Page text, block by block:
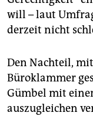
will – laut
derzeit nicht
Den Nachteil,
Büroklammer
Gümbel mit
auszugleichen